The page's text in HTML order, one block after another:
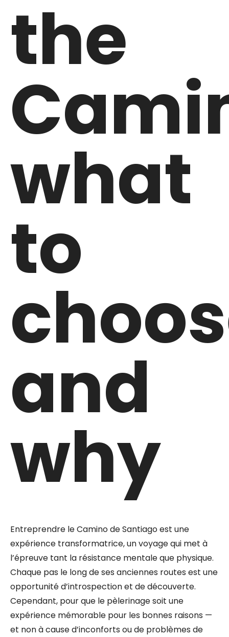
the
what
to
and
why
Entreprendre le Camino de Santiago est une
expérience transformatrice, un voyage qui met à
l’épreuve tant la résistance mentale que physique.
Chaque pas le long de ses anciennes routes est une
opportunité d’introspection et de découverte.
Cependant, pour que le pèlerinage soit une
expérience mémorable pour les bonnes raisons —
et non à cause d’inconforts ou de problèmes de